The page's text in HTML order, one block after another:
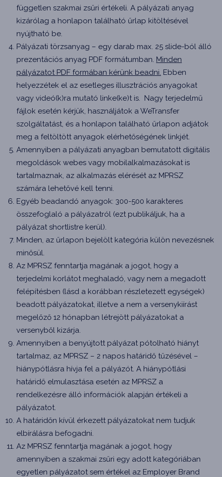
független szakmai zsűri értékeli. A pályázati anyag
kizárólag a honlapon található űrlap kitöltésével
nyújtható be.
Pályázati törzsanyag – egy darab max. 25 slide-ból álló
prezentációs anyag PDF formátumban. Minden
pályázatot PDF formában kérünk beadni. Ebben
helyezzétek el az esetleges illusztrációs anyagokat
vagy videó(k)ra mutató linke(ke)t is. Nagy terjedelmű
fájlok esetén kérjük, használjátok a WeTransfer
szolgáltatást, és a honlapon található űrlapon adjátok
meg a feltöltött anyagok elérhetőségének linkjét.
Amennyiben a pályázati anyagban bemutatott digitális
megoldások webes vagy mobilalkalmazásokat is
tartalmaznak, az alkalmazás elérését az MPRSZ
számára lehetővé kell tenni.
Egyéb beadandó anyagok: 300-500 karakteres
összefoglaló a pályázatról (ezt publikáljuk, ha a
pályázat shortlistre kerül).
Minden, az űrlapon bejelölt kategória külön nevezésnek
minősül.
Az MPRSZ fenntartja magának a jogot, hogy a
terjedelmi korlátot meghaladó, vagy nem a megadott
felépítésben (lásd a korábban részletezett egységek)
beadott pályázatokat, illetve a nem a versenykiírást
megelőző 12 hónapban létrejött pályázatokat a
versenyből kizárja.
Amennyiben a benyújtott pályázat pótolható hiányt
tartalmaz, az MPRSZ – 2 napos határidő tűzésével –
hiánypótlásra hívja fel a pályázót. A hiánypótlási
határidő elmulasztása esetén az MPRSZ a
rendelkezésre álló információk alapján értékeli a
pályázatot.
A határidőn kívül érkezett pályázatokat nem tudjuk
elbírálásra befogadni.
Az MPRSZ fenntartja magának a jogot, hogy
amennyiben a szakmai zsűri egy adott kategóriában
egyetlen pályázatot sem értékel az Employer Brand